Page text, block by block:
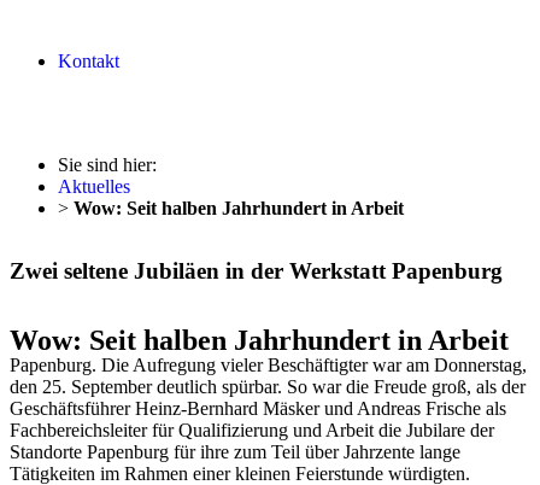
Kontakt
Sie sind hier:
Aktuelles
> Wow: Seit halben Jahrhundert in Arbeit
Zwei seltene Jubiläen in der Werkstatt Papenburg
Wow: Seit halben Jahrhundert in Arbeit
Papenburg. Die Aufregung vieler Beschäftigter war am Donnerstag,
den 25. September deutlich spürbar. So war die Freude groß, als der
Geschäftsführer Heinz-Bernhard Mäsker und Andreas Frische als
Fachbereichsleiter für Qualifizierung und Arbeit die Jubilare der
Standorte Papenburg für ihre zum Teil über Jahrzente lange
Tätigkeiten im Rahmen einer kleinen Feierstunde würdigten.